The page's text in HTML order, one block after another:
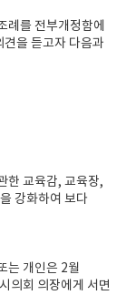
례를 전부개정함에
견을 듣고자 다음과
한 교육감, 교육장,
강화하여 보다
는 개인은 2월
의회 의장에게 서면